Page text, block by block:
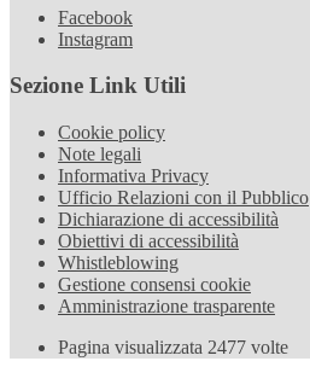
Facebook
Instagram
Sezione Link Utili
Cookie policy
Note legali
Informativa Privacy
Ufficio Relazioni con il Pubblico
Dichiarazione di accessibilità
Obiettivi di accessibilità
Whistleblowing
Gestione consensi cookie
Amministrazione trasparente
Pagina visualizzata 2477 volte